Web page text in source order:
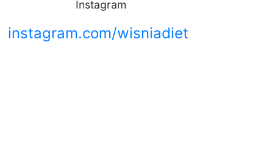
Instagram
instagram.com/wisniadiet